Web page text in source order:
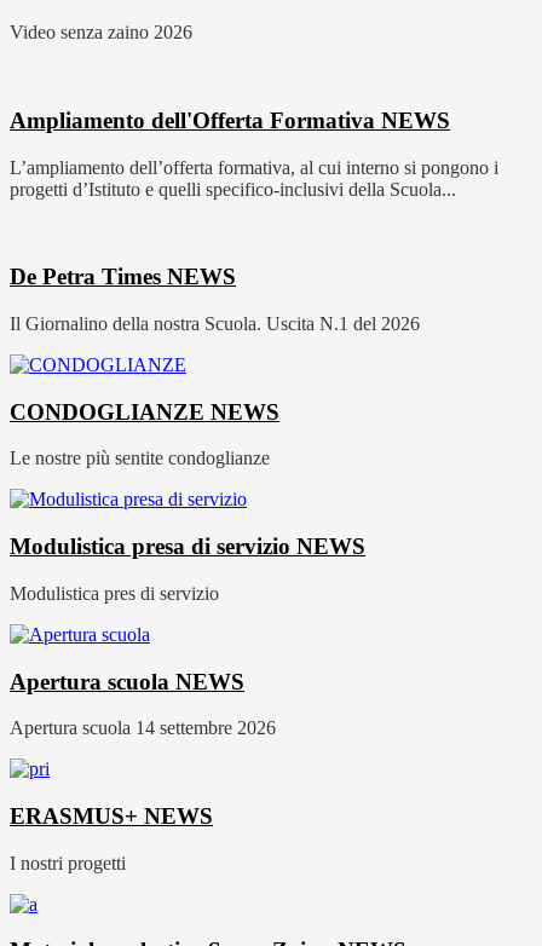
Video senza zaino 2026
Ampliamento dell'Offerta Formativa NEWS
L’ampliamento dell’offerta formativa, al cui interno si pongono i
progetti d’Istituto e quelli specifico-inclusivi della Scuola...
De Petra Times NEWS
Il Giornalino della nostra Scuola. Uscita N.1 del 2026
CONDOGLIANZE NEWS
Le nostre più sentite condoglianze
Modulistica presa di servizio NEWS
Modulistica pres di servizio
Apertura scuola NEWS
Apertura scuola 14 settembre 2026
ERASMUS+ NEWS
I nostri progetti